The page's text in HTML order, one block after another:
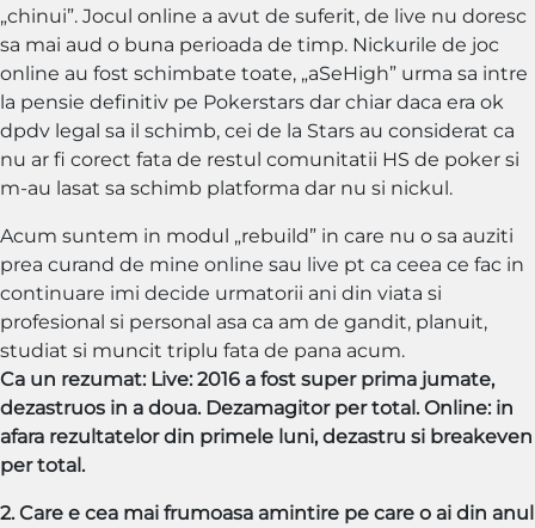
„chinui”. Jocul online a avut de suferit, de live nu doresc
sa mai aud o buna perioada de timp. Nickurile de joc
online au fost schimbate toate, „aSeHigh” urma sa intre
la pensie definitiv pe Pokerstars dar chiar daca era ok
dpdv legal sa il schimb, cei de la Stars au considerat ca
nu ar fi corect fata de restul comunitatii HS de poker si
m-au lasat sa schimb platforma dar nu si nickul.
Acum suntem in modul „rebuild” in care nu o sa auziti
prea curand de mine online sau live pt ca ceea ce fac in
continuare imi decide urmatorii ani din viata si
profesional si personal asa ca am de gandit, planuit,
studiat si muncit triplu fata de pana acum.
Ca un rezumat: Live: 2016 a fost super prima jumate,
dezastruos in a doua. Dezamagitor per total. Online: in
afara rezultatelor din primele luni, dezastru si breakeven
per total.
2. Care e cea mai frumoasa amintire pe care o ai din anul